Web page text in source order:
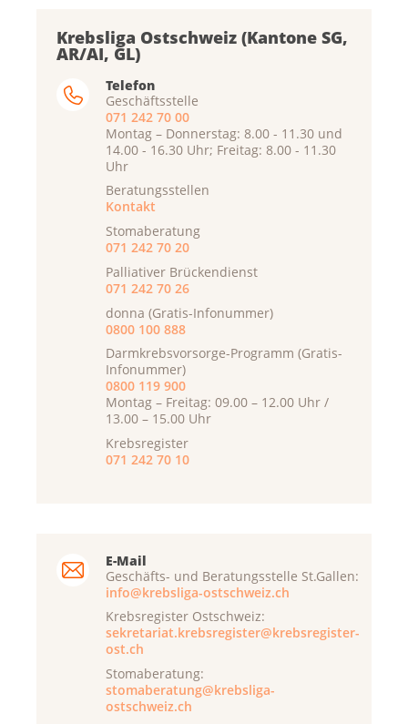
Krebsliga Ostschweiz (Kantone SG,
AR/AI, GL)
Telefon
Geschäftsstelle
071 242 70 00
Montag – Donnerstag: 8.00 - 11.30 und
14.00 - 16.30 Uhr; Freitag: 8.00 - 11.30
Uhr
Beratungsstellen
Kontakt
Stomaberatung
071 242 70 20
Palliativer Brückendienst
071 242 70 26
donna (Gratis-Infonummer)
0800 100 888
Darmkrebsvorsorge-Programm (Gratis-
Infonummer)
0800 119 900
Montag – Freitag: 09.00 – 12.00 Uhr /
13.00 – 15.00 Uhr
Krebsregister
071 242 70 10
E-Mail
Geschäfts- und Beratungsstelle St.Gallen:
info@krebsliga-ostschweiz.ch
Krebsregister Ostschweiz:
sekretariat.krebsregister@krebsregister-
ost.ch
Stomaberatung:
stomaberatung@krebsliga-
ostschweiz.ch